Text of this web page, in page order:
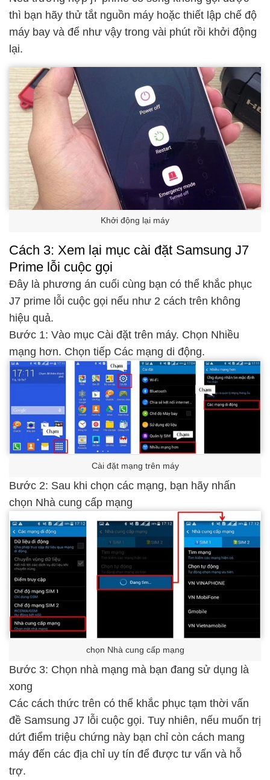
thì bạn hãy thử tắt nguồn máy hoặc thiết lập chế độ
máy bay và để như vậy trong vài phút rồi khởi động
lại.
Khởi động lại máy
Cách 3: Xem lại mục cài đặt Samsung J7
Prime lỗi cuộc gọi
Đây là phương án cuối cùng bạn có thể khắc phục
J7 prime lỗi cuộc gọi nếu như 2 cách trên không
hiệu quả.
Bước 1: Vào mục Cài đặt trên máy. Chọn Nhiều
mạng hơn. Chọn tiếp Các mạng di động.
Cài đặt mạng trên máy
Bước 2: Sau khi chọn các mạng, bạn hãy nhấn
chọn Nhà cung cấp mạng
chọn Nhà cung cấp mạng
Bước 3: Chọn nhà mạng mà bạn đang sử dụng là
xong
Các cách thức trên có thể khắc phục tạm thời vấn
đề Samsung J7 lỗi cuộc gọi. Tuy nhiên, nếu muốn trị
dứt điểm triệu chứng này bạn chỉ còn cách mang
máy đến các địa chỉ uy tín để được tư vấn và hỗ
trợ.